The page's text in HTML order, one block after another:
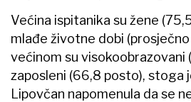
Većina ispitanika su žene
mlađe životne dobi
većinom su visokoobrazovani
zaposleni (66,8 posto), stoga
Lipovčan napomenula da se